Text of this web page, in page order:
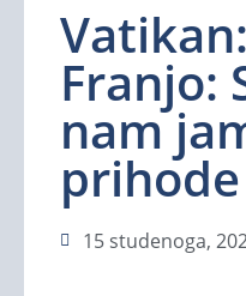
Franjo:
nam
prihode
15 studenoga,